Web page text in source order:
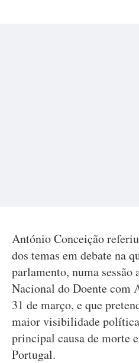
António Conceição
dos temas em debate na
parlamento, numa
Nacional do Doente com
31 de março, e que
maior visibilidade
principal causa de morte
Portugal.